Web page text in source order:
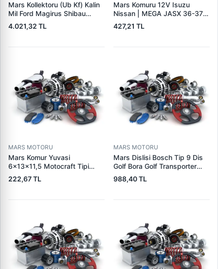
Mars Kollektoru (Ub Kf) Kalin
Mil Ford Magirus Shibau
TM30 Steyr | MAKO
72313641 | OEM 72313641
4.021,32 TL
Mars Komuru 12V Isuzu
Nissan | MEGA JASX 36-37 |
OEM JASX36-37
427,21 TL
MARS MOTORU
Mars Komur Yuvasi
6×13×11,5 Motocraft Tipi
Ford Ranger Focus Fiesta
Connect (FO0731
5L8Z11000AC) | PARS PRS-
222,67 TL
MARS MOTORU
Mars Dislisi Bosch Tip 9 Dis
Golf Bora Golf Transporter
Seat Skoda (15713) | ZEN
1480 | OEM 1011480
988,40 TL